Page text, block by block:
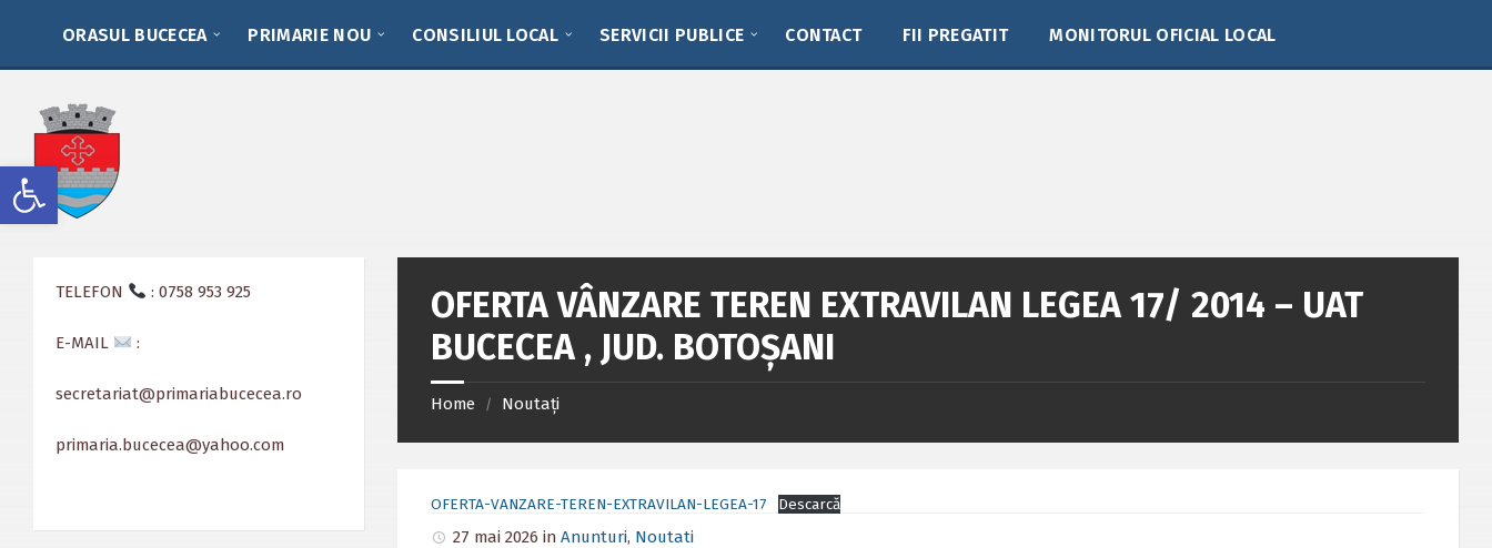
Deschide bara de unelte
sidebar
ORASUL BUCECEA PRIMARIE NOU CONSILIUL LOCAL SERVICII PUBLICE CONTACT FII PREGATIT MONITORUL OFICIAL LOCAL
OFERTA VÂNZARE TEREN EXTRAVILAN LEGEA 17/ 2014 – UAT
BUCECEA , JUD. BOTOȘANI
Home / Noutați
OFERTA-VANZARE-TEREN-EXTRAVILAN-LEGEA-17 Descarcă
27 mai 2026inAnunturi, Noutati
TELEFON : 0758 953 925
E-MAIL :
secretariat@primariabucecea.ro
primaria.bucecea@yahoo.com